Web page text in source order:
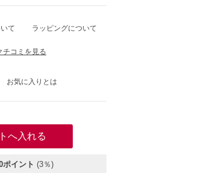
て ラッピングについて
チコミを見る
お気に入りとは
ポイント (3％)